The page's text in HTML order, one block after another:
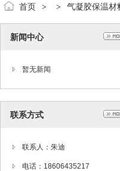
首页 > > 气凝胶保温材
新闻中心
暂无新闻
联系方式
联系人：朱迪
电话：18606435217